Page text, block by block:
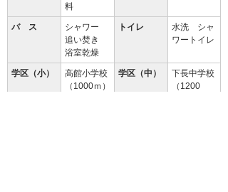
料
バ ス
シャワー
追い焚き
浴室乾燥
トイレ
水洗 シャ
ワートイレ
学区（小）
高館小学校
（1000ｍ）
学区（中）
下長中学校
（1200